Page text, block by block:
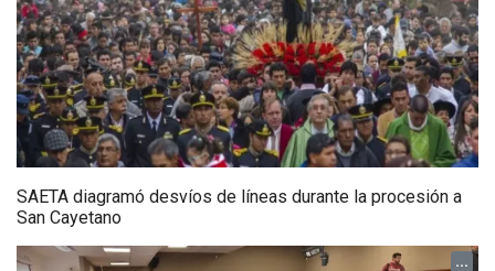
SAETA diagramó desvíos de líneas durante la procesión a
San Cayetano
...